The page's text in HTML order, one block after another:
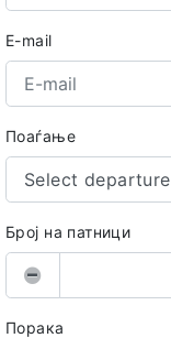
E-mail
Поаѓање
Select departure
Број на патници
Порака